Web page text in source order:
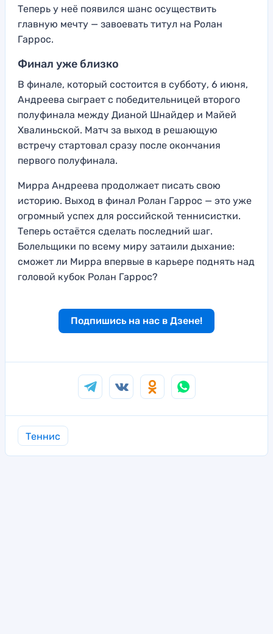
Теперь у неё появился шанс осуществить
главную мечту — завоевать титул на Ролан
Гаррос.
Финал уже близко
В финале, который состоится в субботу, 6 июня,
Андреева сыграет с победительницей второго
полуфинала между Дианой Шнайдер и Майей
Хвалиньской. Матч за выход в решающую
встречу стартовал сразу после окончания
первого полуфинала.
Мирра Андреева продолжает писать свою
историю. Выход в финал Ролан Гаррос — это уже
огромный успех для российской теннисистки.
Теперь остаётся сделать последний шаг.
Болельщики по всему миру затаили дыхание:
сможет ли Мирра впервые в карьере поднять над
головой кубок Ролан Гаррос?
Подпишись на нас в Дзене!
Теннис